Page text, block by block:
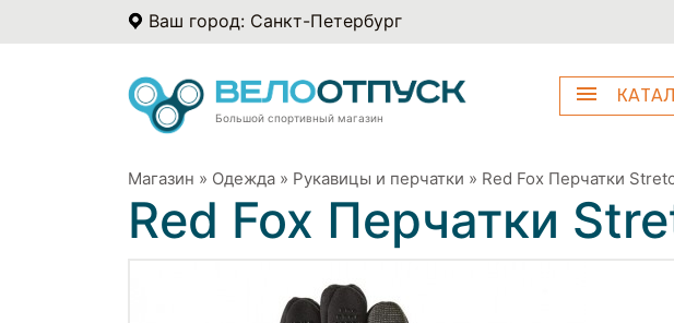
Ваш город: Санкт-Петербург
Большой спортивный магазин
Магазин » Одежда » Рукавицы и перчатки » Red Fox Перчатки
Red Fox Перчатки